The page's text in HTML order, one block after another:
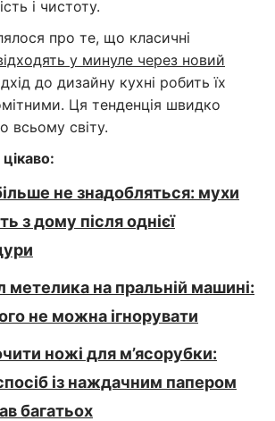
і чистоту.
про те, що класичні
у минуле через новий
до дизайну кухні робить їх
Ця тенденція швидко
всьому світу.
не знадобляться: мухи
з дому після однієї
метелика на пральній машині:
не можна ігнорувати
ножі для м’ясорубки:
із наждачним папером
багатьох